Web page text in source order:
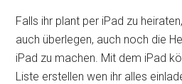
Falls ihr plant per iPad zu
auch überlegen, auch noch die
iPad zu machen. Mit dem iPad
Liste erstellen wen ihr alles